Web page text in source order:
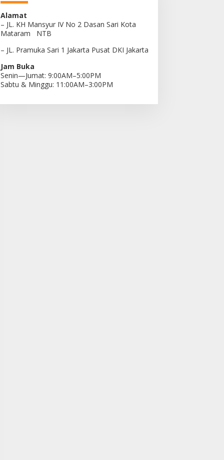
Alamat
– JL. KH Mansyur IV No 2 Dasan Sari Kota
Mataram NTB
– JL. Pramuka Sari 1 Jakarta Pusat DKI Jakarta
Jam Buka
Senin—Jumat: 9:00AM–5:00PM
Sabtu & Minggu: 11:00AM–3:00PM